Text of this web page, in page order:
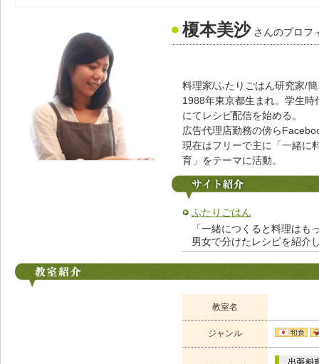
榎本美沙 さんのプロフ
料理家/ふたりごはん研究家/
1988年東京都生まれ。学生
にてレシピ配信を始める。
広告代理店勤務の傍ら
現在はフリーで主に「一緒に
育」をテーマに活動。
ふたりごはん
「一緒につくると料理はも
男女で分けたレシピを紹介
教室名
ジャンル